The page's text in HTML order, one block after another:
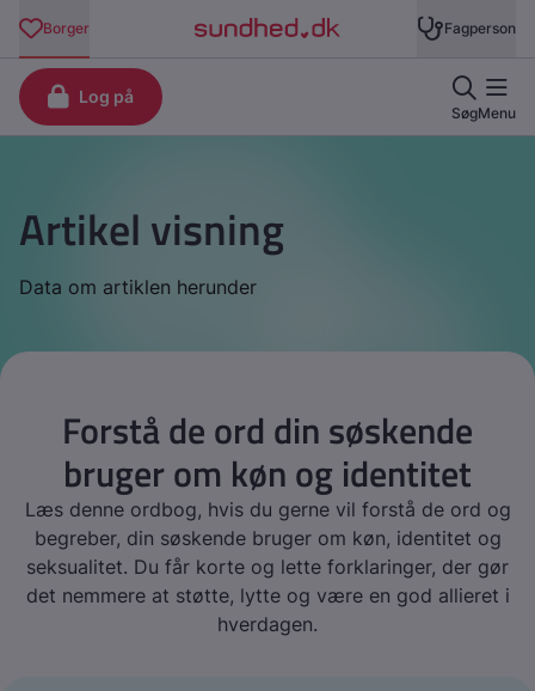
Artikel visning
Data om artiklen herunder
Forstå de ord din søskende
bruger om køn og identitet
Læs denne ordbog, hvis du gerne vil forstå de ord og
begreber, din søskende bruger om køn, identitet og
seksualitet. Du får korte og lette forklaringer, der gør
det nemmere at støtte, lytte og være en god allieret i
hverdagen.